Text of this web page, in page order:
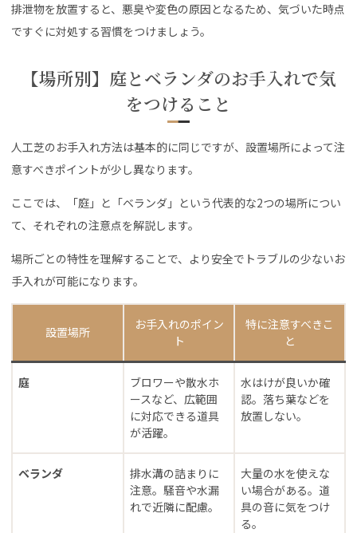
排泄物を放置すると、悪臭や変色の原因となるため、気づいた時点
ですぐに対処する習慣をつけましょう。
【場所別】庭とベランダのお手入れで気
をつけること
人工芝のお手入れ方法は基本的に同じですが、設置場所によって注
意すべきポイントが少し異なります。
ここでは、「庭」と「ベランダ」という代表的な2つの場所につい
て、それぞれの注意点を解説します。
場所ごとの特性を理解することで、より安全でトラブルの少ないお
手入れが可能になります。
設置場所
お手入れのポイン
ト
特に注意すべきこ
と
庭
ブロワーや散水ホ
ースなど、広範囲
に対応できる道具
が活躍。
水はけが良いか確
認。落ち葉などを
放置しない。
ベランダ
排水溝の詰まりに
注意。騒音や水漏
れで近隣に配慮。
大量の水を使えな
い場合がある。道
具の音に気をつけ
る。